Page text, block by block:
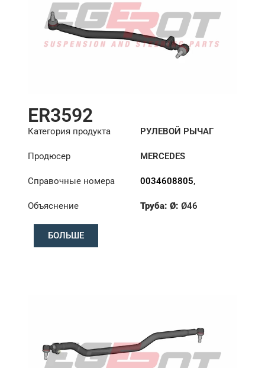
ER3592
Категория продукта РУЛЕВОЙ РЫЧАГ
Продюсер MERCEDES
Справочные номера 0034608805,
Объяснение
Труба: Ø: Ø46
БОЛЬШЕ